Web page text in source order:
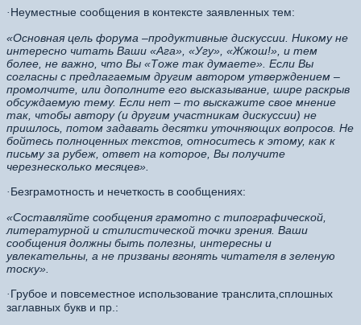
· Неуместные сообщения в контексте заявленных тем:
«Основная цель форума –продуктивные дискуссии. Никому не
интересно читать Ваши «Ага», «Угу», «Жжош!», и тем
более, не важно, что Вы «Тоже так думаете». Если Вы
согласны с предлагаемым другим автором утверждением –
промолчите, или дополните его высказывание, шире раскрыв
обсуждаемую тему. Если нет – то выскажите свое мнение
так, чтобы автору (и другим участникам дискуссии) не
пришлось, потом задавать десятки уточняющих вопросов. Не
бойтесь полноценных текстов, относитесь к этому, как к
письму за рубеж, ответ на которое, Вы получите
черезнесколько месяцев».
· Безграмотность и нечеткость в сообщениях:
«Составляйте сообщения грамотно с типографической,
литературной и стилистической точки зрения. Ваши
сообщения должны быть полезны, интересны и
увлекательны, а не призваны вгонять читателя в зеленую
тоску».
· Грубое и повсеместное использование транслита,сплошных
заглавных букв и пр.: